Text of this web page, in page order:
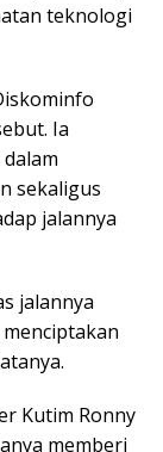
teknologi
Ia
sekaligus
jalannya
jalannya
Kutim Ronny
memberi